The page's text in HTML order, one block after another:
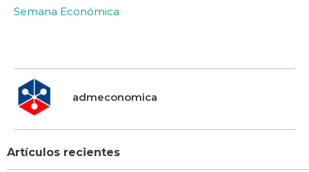
Semana Económica
admeconomica
Artículos recientes